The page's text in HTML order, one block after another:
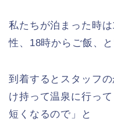
私たちが泊まった時
性、18時からご飯、
到着するとスタッフ
け持って温泉に行っ
短くなるので」と